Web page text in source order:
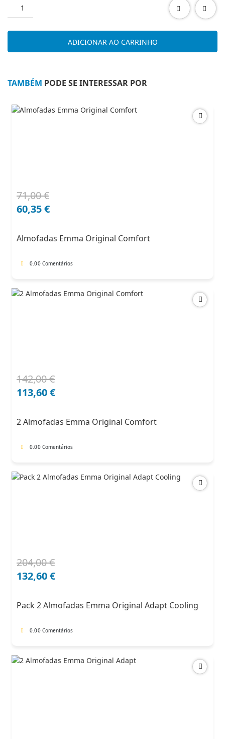
canto
ADICIONAR AO CARRINHO
TAMBÉM PODE SE INTERESSAR POR
71,00€
O
preço
71,00 €.
60,35€
O
preço
60,35 €.
Almofadas Emma Original Comfort
0.00 Comentários
142,00€
O
preço
142,00 €.
113,60€
O
preço
113,60 €.
2 Almofadas Emma Original Comfort
0.00 Comentários
204,00€
O
preço
204,00 €.
132,60€
O
preço
132,60 €.
Pack 2 Almofadas Emma Original Adapt Cooling
0.00 Comentários